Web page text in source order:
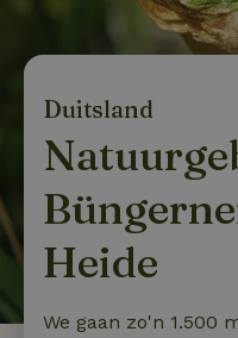
Duitsland
Heide
We gaan zo'n 1.500